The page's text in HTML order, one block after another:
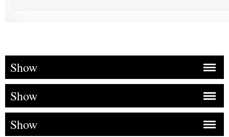
Show
Show
Show